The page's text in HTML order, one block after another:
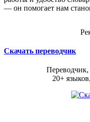
— он помогает нам
Скачать переводчик
Переводчик,
20+